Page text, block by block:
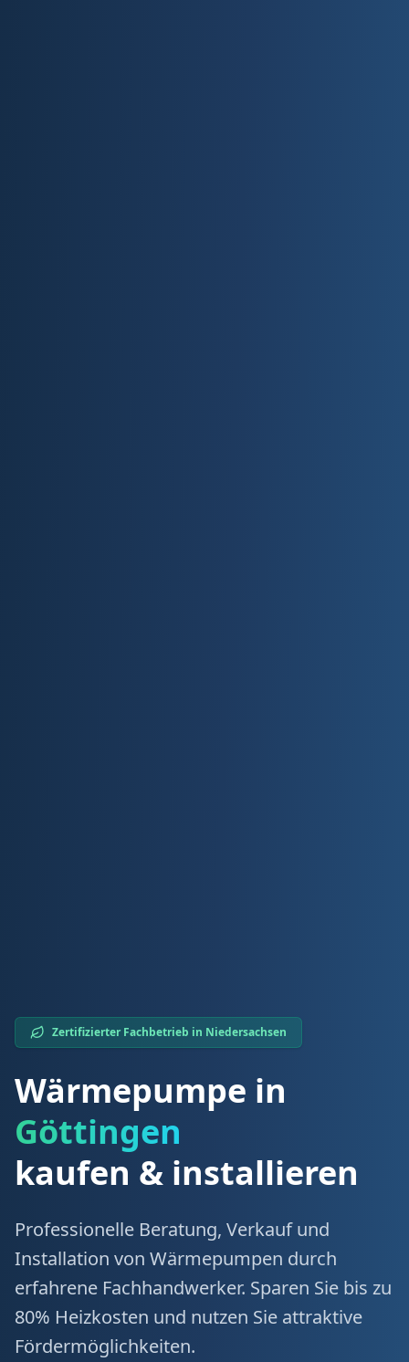
Zertifizierter Fachbetrieb in Niedersachsen
Wärmepumpe in
Göttingen
kaufen & installieren
Professionelle Beratung, Verkauf und
Installation von Wärmepumpen durch
erfahrene Fachhandwerker. Sparen Sie bis zu
80% Heizkosten und nutzen Sie attraktive
Fördermöglichkeiten.